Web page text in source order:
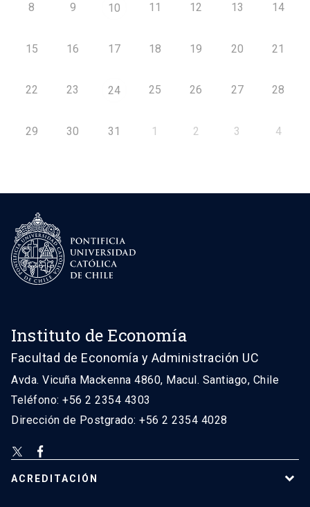
8 9 10 11 12 13 14
15 16 17 18 19 20 21
22 23 24 25 26 27 28
29 30 31 1 2 3 4
Instituto de Economía
Facultad de Economía y Administración UC
Avda. Vicuña Mackenna 4860, Macul. Santiago, Chile
Teléfono: +56 2 2354 4303
Dirección de Postgrado: +56 2 2354 4028
ACREDITACIÓN